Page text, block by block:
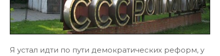
Я устал идти по пути демократических реформ, у